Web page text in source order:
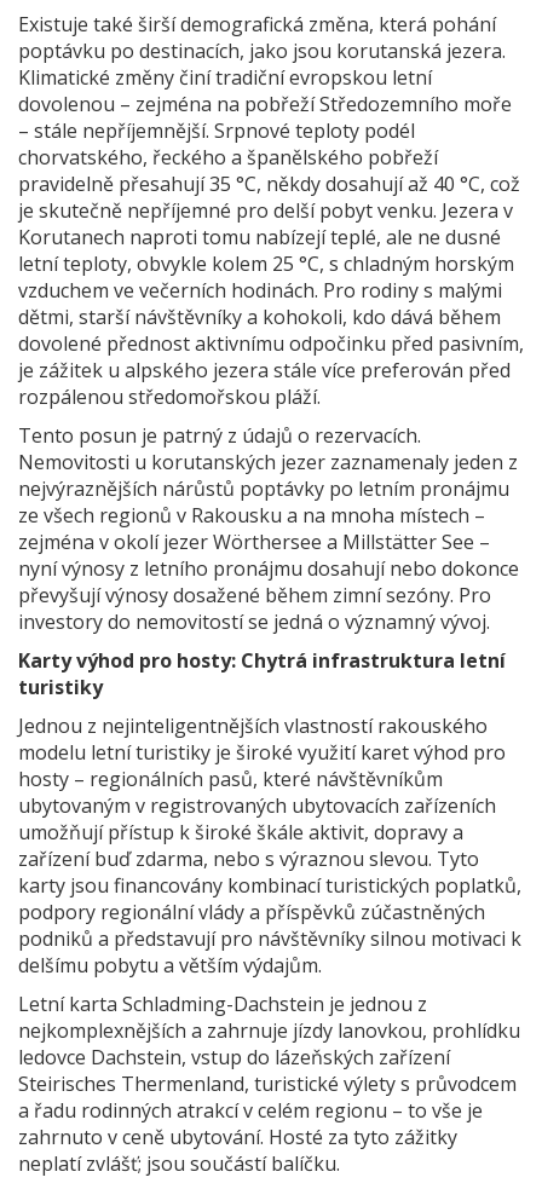
Existuje také širší demografická změna, která pohání
poptávku po destinacích, jako jsou korutanská jezera.
Klimatické změny činí tradiční evropskou letní
dovolenou – zejména na pobřeží Středozemního moře
– stále nepříjemnější. Srpnové teploty podél
chorvatského, řeckého a španělského pobřeží
pravidelně přesahují 35 °C, někdy dosahují až 40 °C, což
je skutečně nepříjemné pro delší pobyt venku. Jezera v
Korutanech naproti tomu nabízejí teplé, ale ne dusné
letní teploty, obvykle kolem 25 °C, s chladným horským
vzduchem ve večerních hodinách. Pro rodiny s malými
dětmi, starší návštěvníky a kohokoli, kdo dává během
dovolené přednost aktivnímu odpočinku před pasivním,
je zážitek u alpského jezera stále více preferován před
rozpálenou středomořskou pláží.
Tento posun je patrný z údajů o rezervacích.
Nemovitosti u korutanských jezer zaznamenaly jeden z
nejvýraznějších nárůstů poptávky po letním pronájmu
ze všech regionů v Rakousku a na mnoha místech –
zejména v okolí jezer Wörthersee a Millstätter See –
nyní výnosy z letního pronájmu dosahují nebo dokonce
převyšují výnosy dosažené během zimní sezóny. Pro
investory do nemovitostí se jedná o významný vývoj.
Karty výhod pro hosty: Chytrá infrastruktura letní
turistiky
Jednou z nejinteligentnějších vlastností rakouského
modelu letní turistiky je široké využití karet výhod pro
hosty – regionálních pasů, které návštěvníkům
ubytovaným v registrovaných ubytovacích zařízeních
umožňují přístup k široké škále aktivit, dopravy a
zařízení buď zdarma, nebo s výraznou slevou. Tyto
karty jsou financovány kombinací turistických poplatků,
podpory regionální vlády a příspěvků zúčastněných
podniků a představují pro návštěvníky silnou motivaci k
delšímu pobytu a větším výdajům.
Letní karta Schladming-Dachstein je jednou z
nejkomplexnějších a zahrnuje jízdy lanovkou, prohlídku
ledovce Dachstein, vstup do lázeňských zařízení
Steirisches Thermenland, turistické výlety s průvodcem
a řadu rodinných atrakcí v celém regionu – to vše je
zahrnuto v ceně ubytování. Hosté za tyto zážitky
neplatí zvlášť; jsou součástí balíčku.